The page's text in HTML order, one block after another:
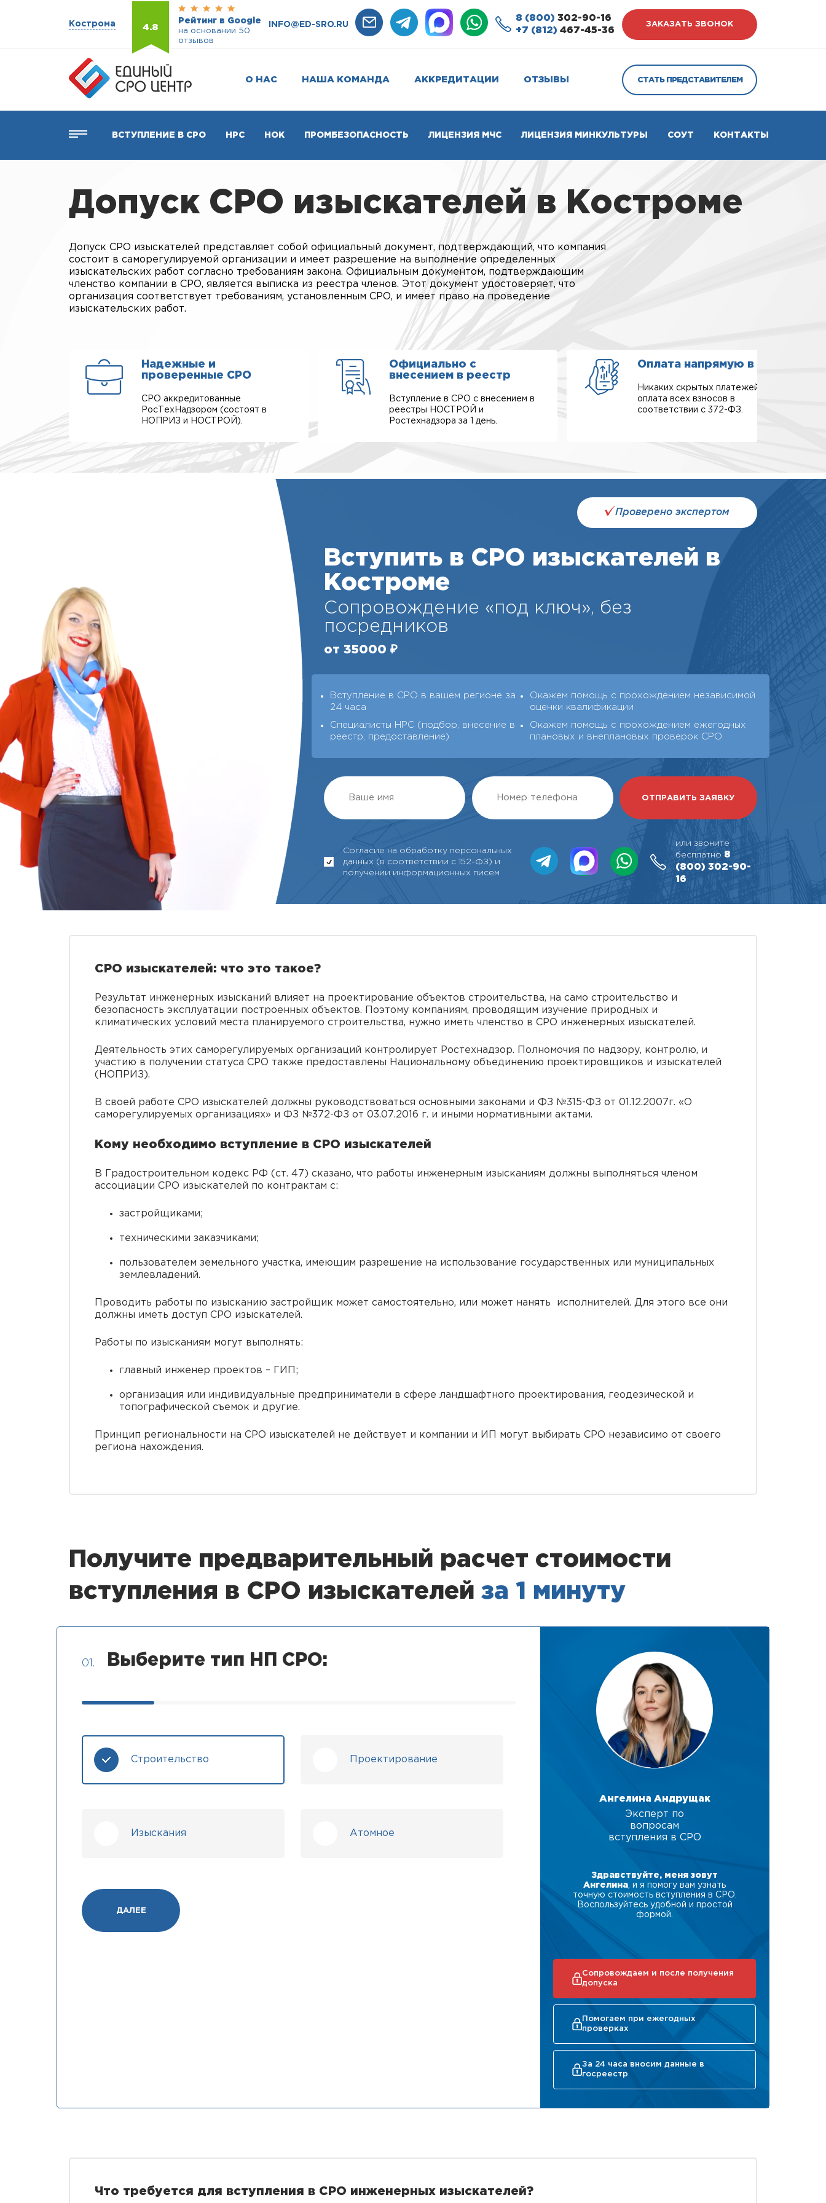
Кострома 4.8
Рейтинг в Google
на основании 50
отзывов
INFO@ED-SRO.RU
8 (800) 302-90-16
+7 (812) 467-45-36
ЗАКАЗАТЬ ЗВОНОК
О НАС НАША КОМАНДА АККРЕДИТАЦИИ ОТЗЫВЫ СТАТЬ ПРЕДСТАВИТЕЛЕМ
ВСТУПЛЕНИЕ В СРО НРС НОК ПРОМБЕЗОПАСНОСТЬ ЛИЦЕНЗИЯ МЧС ЛИЦЕНЗИЯ МИНКУЛЬТУРЫ СОУТ КОНТАКТЫ
Допуск СРО изыскателей в Костроме
Допуск СРО изыскателей представляет собой официальный документ, подтверждающий, что компания
состоит в саморегулируемой организации и имеет разрешение на выполнение определенных
изыскательских работ согласно требованиям закона. Официальным документом, подтверждающим
членство компании в СРО, является выписка из реестра членов. Этот документ удостоверяет, что
организация соответствует требованиям, установленным СРО, и имеет право на проведение
изыскательских работ.
Надежные и
проверенные СРО
СРО аккредитованные
РосТехНадзором (состоят в
НОПРИЗ и НОСТРОЙ).
Официально с
внесением в реестр
Вступление в СРО с внесением в
реестры НОСТРОЙ и
Ростехнадзора за 1 день.
Оплата напрямую в СРО
Никаких скрытых платежей,
оплата всех взносов в
соответствии с 372-ФЗ.
Проверено экспертом
Вступить в СРО изыскателей в
Костроме
Сопровождение «под ключ», без
посредников
от 35000 ₽
Вступление в СРО в вашем регионе за
24 часа
Окажем помощь с прохождением независимой
оценки квалификации
Специалисты НРС (подбор, внесение в
реестр, предоставление)
Окажем помощь с прохождением ежегодных
плановых и внеплановых проверок СРО
Согласие на обработку персональных
данных (в соответствии с 152-ФЗ) и
получении информационных писем
или звоните
бесплатно 8
(800) 302-90-
16
СРО изыскателей: что это такое?
Результат инженерных изысканий влияет на проектирование объектов строительства, на само строительство и
безопасность эксплуатации построенных объектов. Поэтому компаниям, проводящим изучение природных и
климатических условий места планируемого строительства, нужно иметь членство в СРО инженерных изыскателей.
Деятельность этих саморегулируемых организаций контролирует Ростехнадзор. Полномочия по надзору, контролю, и
участию в получении статуса СРО также предоставлены Национальному объединению проектировщиков и изыскателей
(НОПРИЗ).
В своей работе СРО изыскателей должны руководствоваться основными законами и ФЗ №315-ФЗ от 01.12.2007г. «О
саморегулируемых организациях» и ФЗ №372-ФЗ от 03.07.2016 г. и иными нормативными актами.
Кому необходимо вступление в СРО изыскателей
В Градостроительном кодекс РФ (ст. 47) сказано, что работы инженерным изысканиям должны выполняться членом
ассоциации СРО изыскателей по контрактам с:
застройщиками;
техническими заказчиками;
пользователем земельного участка, имеющим разрешение на использование государственных или муниципальных
землевладений.
Проводить работы по изысканию застройщик может самостоятельно, или может нанять исполнителей. Для этого все они
должны иметь доступ СРО изыскателей.
Работы по изысканиям могут выполнять:
главный инженер проектов – ГИП;
организация или индивидуальные предприниматели в сфере ландшафтного проектирования, геодезической и
топографической съемок и другие.
Принцип региональности на СРО изыскателей не действует и компании и ИП могут выбирать СРО независимо от своего
региона нахождения.
Получите предварительный расчет стоимости
вступления в СРО изыскателей за 1 минуту
01. Выберите тип НП СРО:
Строительство Проектирование
Изыскания Атомное
ДАЛЕЕ
Ангелина Андрущак
Эксперт по
вопросам
вступления в СРО
Здравствуйте, меня зовут
Ангелина , и я помогу вам узнать
точную стоимость вступления в СРО.
Воспользуйтесь удобной и простой
формой.
Сопровождаем и после получения
допуска
Помогаем при ежегодных
проверках
За 24 часа вносим данные в
госреестр
Что требуется для вступления в СРО инженерных изыскателей?